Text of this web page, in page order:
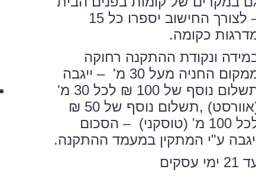
– לצורך החישוב יספרו כל 15
כקומה.
ונקודת ההתקנה רחוקה
ממקום החניה מעל 30 מ' – ייגבה
תשלום נוסף של 100 ₪ לכל 30 מ'
(אוורסט) ,תשלום נוסף של 50 ₪
לכל 100 מ' (טוסקני) – הסכום
ע"י המתקין במעמד ההתקנה.
ימי עסקים